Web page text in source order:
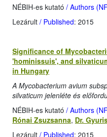
NÉBIH-es kutató / Authors
Lezárult / Published: 2015
Significance of
'hominissuis', and
in Hungary
A Mycobacterium avium
silvaticum jelenléte és
NÉBIH-es kutató / Authors
Rónai Zsuzsanna, Dr.
Lezárult / Published: 2015